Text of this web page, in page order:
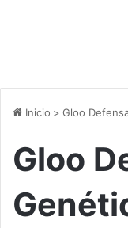
Inicio > Gloo
Gloo